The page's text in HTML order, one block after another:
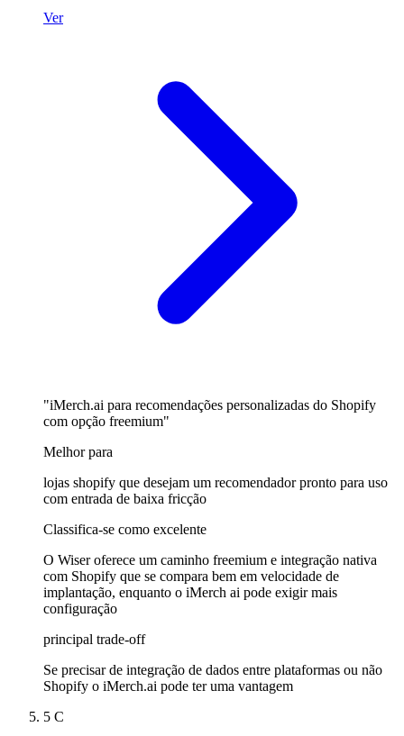
Ver
"iMerch.ai para recomendações personalizadas do Shopify
com opção freemium"
Melhor para
lojas shopify que desejam um recomendador pronto para uso
com entrada de baixa fricção
Classifica-se como excelente
O Wiser oferece um caminho freemium e integração nativa
com Shopify que se compara bem em velocidade de
implantação, enquanto o iMerch ai pode exigir mais
configuração
principal trade-off
Se precisar de integração de dados entre plataformas ou não
Shopify o iMerch.ai pode ter uma vantagem
5 C